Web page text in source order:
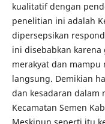
kualitatif dengan
penelitian ini adalah
dipersepsikan
ini disebabkan
merakyat dan mampu
langsung. Demikian
dan kesadaran dalam
Kecamatan Semen